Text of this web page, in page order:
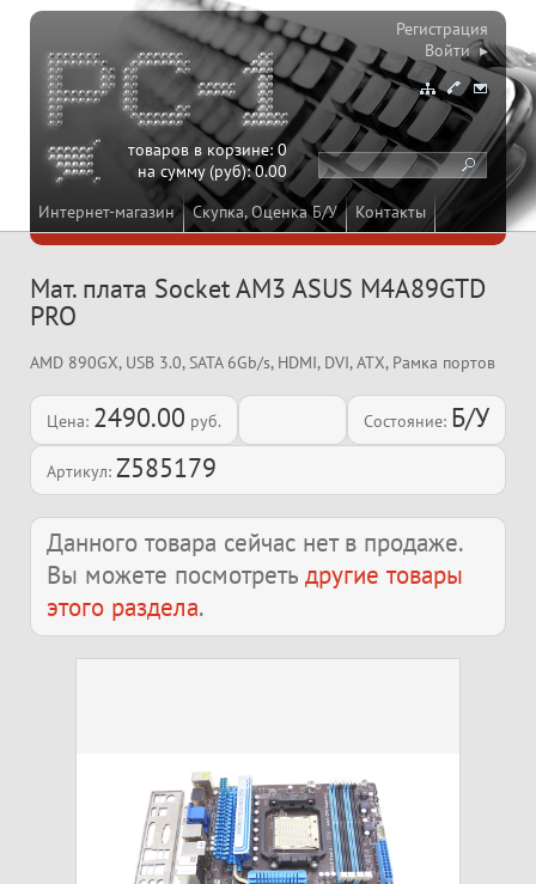
Интернет-магазин Скупка, Оценка Б/У Контакты
товаров в корзине:0
на сумму (руб):0.00
Регистрация
Войти ▸
Мат. плата Socket AM3 ASUS M4A89GTD
PRO
AMD 890GX, USB 3.0, SATA 6Gb/s, HDMI, DVI, ATX, Рамка портов
Цена: 2490.00 руб. Состояние: Б/У
Артикул: Z585179
Данного товара сейчас нет в продаже.
Вы можете посмотреть другие товары
этого раздела.